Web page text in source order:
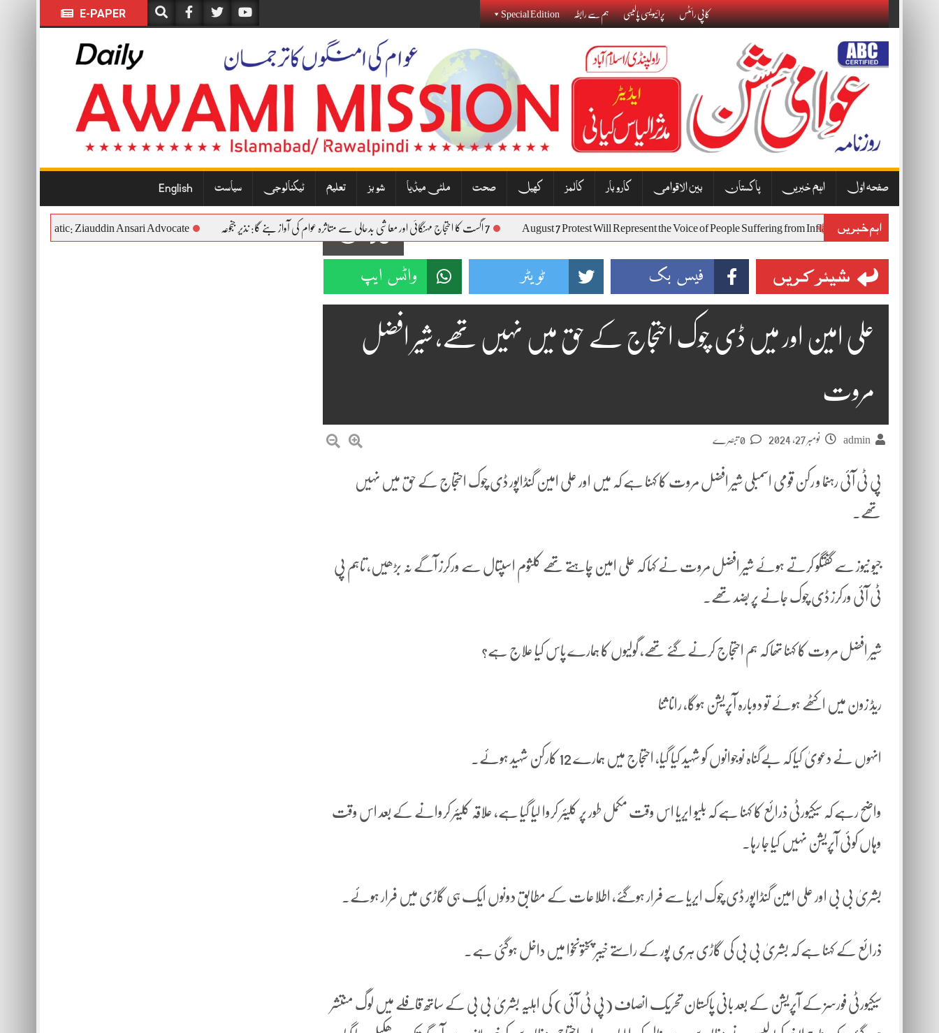
E-PAPER کاپی رائٹس پرائیویسی پالیسی ہم سے رابطہ Special Edition
صفحہ اوّل اہم خبریں پاکستان بین الاقوامی کاروبار کالمز کھیل صحت ملٹی میڈیا شوبز تعلیم ٹیکنالوجی سیاست English
اہم خبریں
August 7 Protest Will Represent the Voice of People Suffering from Inflation and Economic
and Democratic: Ziauddin Ansari Advocate 93
شیئر کریں فیس بک ٹویٹر واٹس ایپ
علی امین اور میں ڈی چوک احتجاج کے حق میں نہیں تھے، شیر افضل
مروت
admin نومبر 27, 2024
پی ٹی آئی رہنما و رکن قومی اسمبلی شیر افضل مروت کا کہنا ہے کہ میں اور علی امین گنڈاپور ڈی چوک احتجاج کے حق میں نہیں
تھے۔
جیو نیوز سے گفتگو کرتے ہوئے شیر افضل مروت نے کہا کہ علی امین چاہتے تھے کلثوم اسپتال سے ورکرز آگے نہ بڑھیں، تاہم پی
ٹی آئی ورکرز ڈی چوک جانے پر بضد تھے۔
شیر افضل مروت کا کہنا تھا کہ ہم احتجاج کرنے گئے تھے، گولیوں کا ہمارے پاس کیا علاج ہے؟
ریڈ زون میں اکٹھے ہوئے تو دوبارہ آپریشن ہوگا، رانا ثنا
انہوں نے دعویٰ کیا کہ بےگناہ نوجوانوں کو شہید کیا گیا، احتجاج میں ہمارے 12 کارکن شہید ہوئے۔
واضح رہے کہ سیکیورٹی ذرائع کا کہنا ہے کہ بلیو ایریا اس وقت مکمل طور پر کلیئر کروا لیا گیا ہے، علاقہ کلیئر کروانے کے بعد اس وقت
وہاں کوئی آپریشن نہیں کیا جا رہا۔
بشریٰ بی بی اور علی امین گنڈاپور ڈی چوک ایریا سے فرار ہوگئے، اطلاعات کے مطابق دونوں ایک ہی گاڑی میں فرار ہوئے۔
ذرائع کے کہنا ہے کہ بشریٰ بی بی کی گاڑی ہری پور کے راستے خیبر پختونخوا میں داخل ہوگئی ہے۔
سیکیورٹی فورسز کے آپریشن کے بعد بانی پاکستان تحریک انصاف (پی ٹی آئی) کی اہلیہ بشریٰ بی بی کے ساتھ قافلے میں لوگ منتشر